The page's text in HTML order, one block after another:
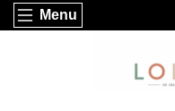
Menu